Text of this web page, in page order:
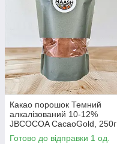
Какао порошок Темний
алкалізований 10-12%
JBCOCOA CacaoGold, 250г
Готово до відправки 1 од.